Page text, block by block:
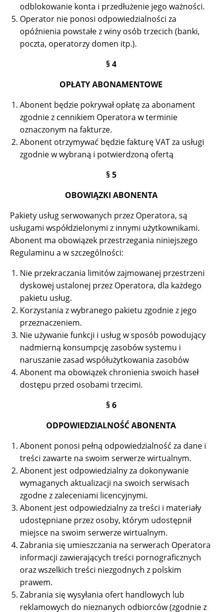
odblokowanie konta i przedłużenie jego ważności.
Operator nie ponosi odpowiedzialności za
opóźnienia powstałe z winy osób trzecich (banki,
poczta, operatorzy domen itp.).
§ 4
OPŁATY ABONAMENTOWE
Abonent będzie pokrywał opłatę za abonament
zgodnie z cennikiem Operatora w terminie
oznaczonym na fakturze.
Abonent otrzymywać będzie fakturę VAT za usługi
zgodnie w wybraną i potwierdzoną ofertą
§ 5
OBOWIĄZKI ABONENTA
Pakiety usług serwowanych przez Operatora, są
usługami współdzielonymi z innymi użytkownikami.
Abonent ma obowiązek przestrzegania niniejszego
Regulaminu a w szczególności:
Nie przekraczania limitów zajmowanej przestrzeni
dyskowej ustalonej przez Operatora, dla każdego
pakietu usług.
Korzystania z wybranego pakietu zgodnie z jego
przeznaczeniem.
Nie używanie funkcji i usług w sposób powodujący
nadmierną konsumpcję zasobów systemu i
naruszanie zasad współużytkowania zasobów
Abonent ma obowiązek chronienia swoich haseł
dostępu przed osobami trzecimi.
§ 6
ODPOWIEDZIALNOŚĆ ABONENTA
Abonent ponosi pełną odpowiedzialność za dane i
treści zawarte na swoim serwerze wirtualnym.
Abonent jest odpowiedzialny za dokonywanie
wymaganych aktualizacji na swoich serwisach
zgodne z zaleceniami licencyjnymi.
Abonent jest odpowiedzialny za treści i materiały
udostępniane przez osoby, którym udostępnił
miejsce na swoim serwerze wirtualnym.
Zabrania się umieszczania na serwerach Operatora
informacji zawierających treści pornograficznych
oraz wszelkich treści niezgodnych z polskim
prawem.
Zabrania się wysyłania ofert handlowych lub
reklamowych do nieznanych odbiorców (zgodnie z